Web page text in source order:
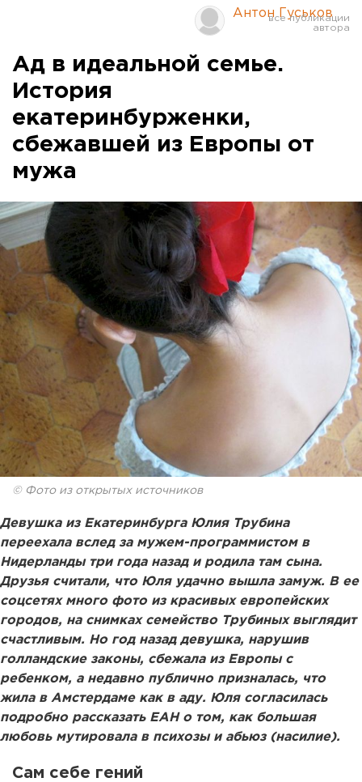
Антон Гуськов
Ад в идеальной семье.
История
екатеринбурженки,
сбежавшей из Европы от
мужа
© Фото из открытых источников
Девушка из Екатеринбурга Юлия Трубина
переехала вслед за мужем-программистом в
Нидерланды три года назад и родила там сына.
Друзья считали, что Юля удачно вышла замуж. В ее
соцсетях много фото из красивых европейских
городов, на снимках семейство Трубиных выглядит
счастливым. Но год назад девушка, нарушив
голландские законы, сбежала из Европы с
ребенком, а недавно публично призналась, что
жила в Амстердаме как в аду. Юля согласилась
подробно рассказать ЕАН о том, как большая
любовь мутировала в психозы и абьюз (насилие).
Сам себе гений